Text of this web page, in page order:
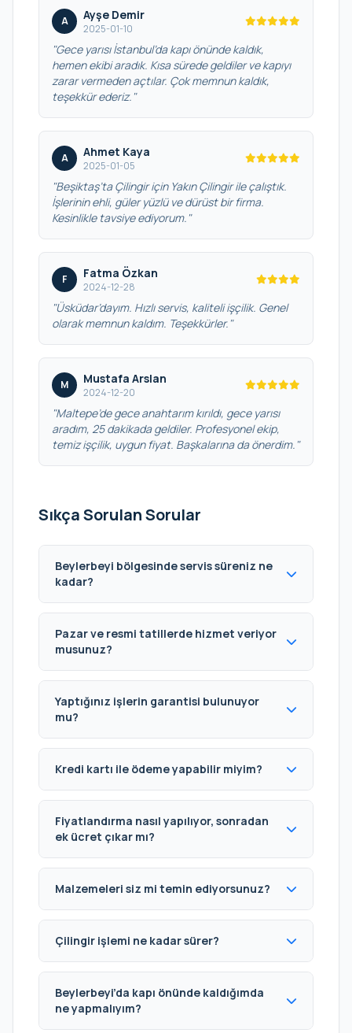
A Ayşe Demir
2025-01-10
"Gece yarısı İstanbul’da kapı önünde kaldık,
hemen ekibi aradık. Kısa sürede geldiler ve kapıyı
zarar vermeden açtılar. Çok memnun kaldık,
teşekkür ederiz."
A Ahmet Kaya
2025-01-05
"Beşiktaş’ta Çilingir için Yakın Çilingir ile çalıştık.
İşlerinin ehli, güler yüzlü ve dürüst bir firma.
Kesinlikle tavsiye ediyorum."
F Fatma Özkan
2024-12-28
"Üsküdar’dayım. Hızlı servis, kaliteli işçilik. Genel
olarak memnun kaldım. Teşekkürler."
M Mustafa Arslan
2024-12-20
"Maltepe’de gece anahtarım kırıldı, gece yarısı
aradım, 25 dakikada geldiler. Profesyonel ekip,
temiz işçilik, uygun fiyat. Başkalarına da önerdim."
Sıkça Sorulan Sorular
Beylerbeyi bölgesinde servis süreniz ne
kadar?
Pazar ve resmi tatillerde hizmet veriyor
musunuz?
Yaptığınız işlerin garantisi bulunuyor
mu?
Kredi kartı ile ödeme yapabilir miyim?
Fiyatlandırma nasıl yapılıyor, sonradan
ek ücret çıkar mı?
Malzemeleri siz mi temin ediyorsunuz?
Çilingir işlemi ne kadar sürer?
Beylerbeyi’da kapı önünde kaldığımda
ne yapmalıyım?